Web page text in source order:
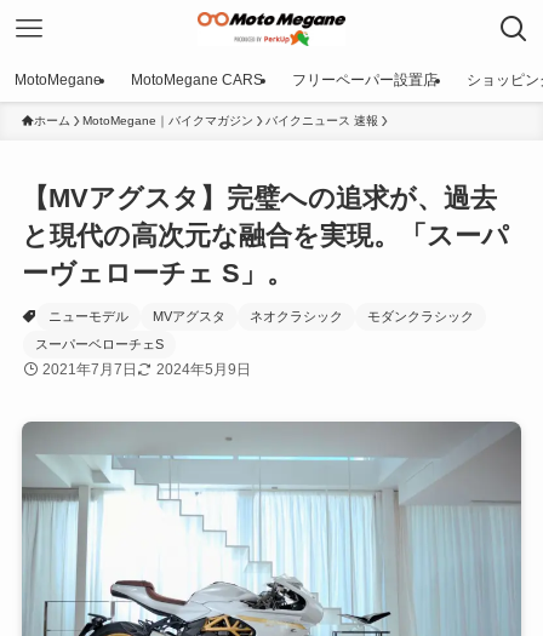
MotoMegane MotoMegane CARS フリーペーパー設置店 ショッピン
ホーム MotoMegane｜バイクマガジン バイクニュース 速報
【MVアグスタ】完璧への追求が、過去
と現代の高次元な融合を実現。「スーパ
ーヴェローチェ S」。
ニューモデル MVアグスタ ネオクラシック
モダンクラシック
スーパーベローチェS
2021年7月7日 2024年5月9日